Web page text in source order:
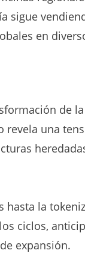
sigue
en
de
revela una
la
ciclos,
expansión.